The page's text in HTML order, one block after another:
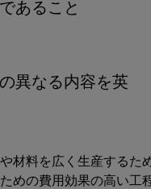
あること
異なる内容を英
材料を広く生産するた
めの費用効果の高い工